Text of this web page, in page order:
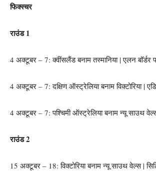
फिक्स्चर
राउंड 1
4 अक्टूबर – 7: क्वींसलैंड बनाम तस्मानिया | एलन बॉर्डर
4 अक्टूबर – 7: दक्षिण ऑस्ट्रेलिया बनाम विक्टोरिया |
4 अक्टूबर – 7: पश्चिमी ऑस्ट्रेलिया बनाम न्यू साउथ
राउंड 2
15 अक्टूबर – 18: विक्टोरिया बनाम न्यू साउथ वेल्स |